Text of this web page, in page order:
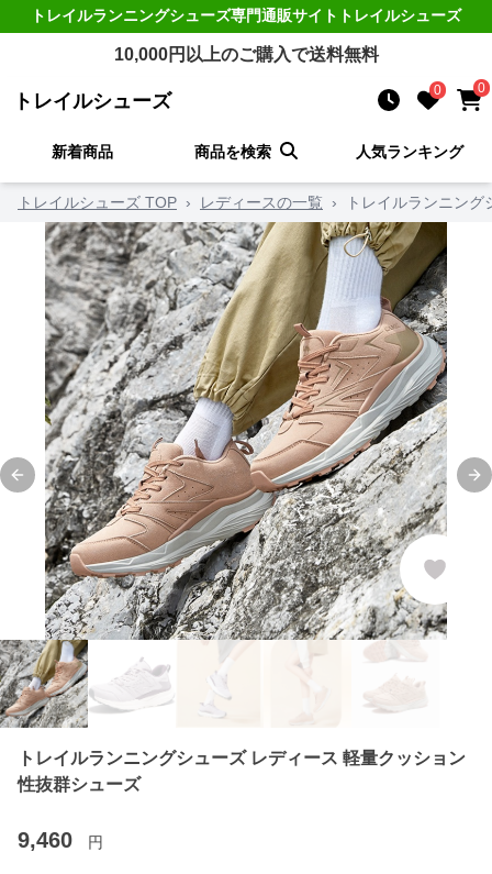
トレイルランニングシューズ専門通販サイト トレイルシューズ
10,000円以上のご購入で送料無料
トレイルシューズ 0 0
新着商品 商品を検索 人気ランキング
トレイルシューズ TOP › レディースの一覧 › トレイルランニン
Previous slide
トレイルランニングシューズ レディース 軽量クッション
性抜群シューズ
9,460 円